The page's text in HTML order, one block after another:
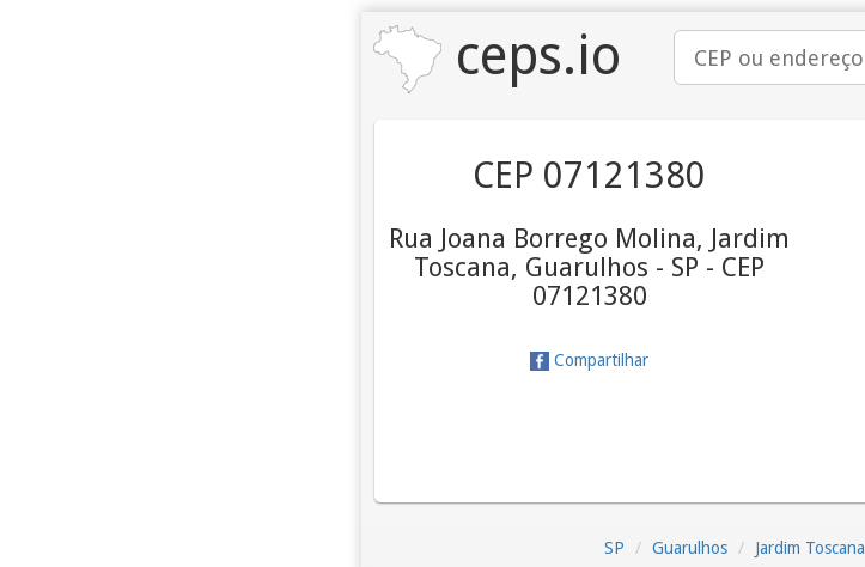
ceps.io
CEP 07121380
Rua Joana Borrego Molina, Jardim
Toscana, Guarulhos - SP - CEP
07121380
Compartilhar
SP Guarulhos Jardim Toscana